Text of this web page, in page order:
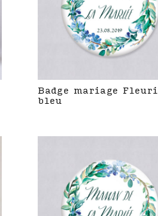
Badge mariage Fleuri
bleu